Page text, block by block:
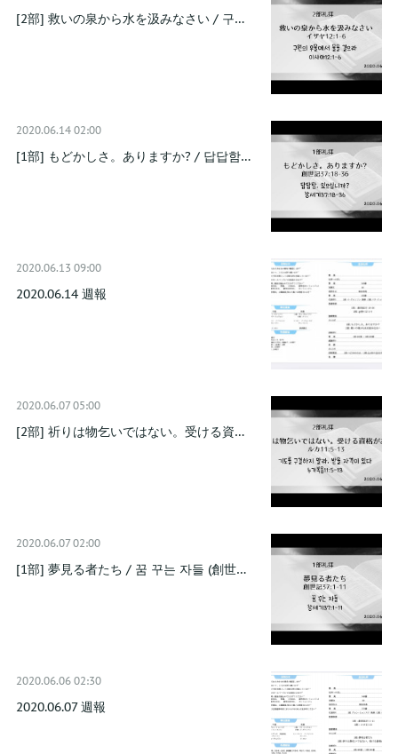
[2部] 救いの泉から水を汲みなさい / 구…
2020.06.14 02:00
[1部] もどかしさ。ありますか? / 답답함…
2020.06.13 09:00
2020.06.14 週報
2020.06.07 05:00
[2部] 祈りは物乞いではない。受ける資…
2020.06.07 02:00
[1部] 夢見る者たち / 꿈 꾸는 자들 (創世…
2020.06.06 02:30
2020.06.07 週報